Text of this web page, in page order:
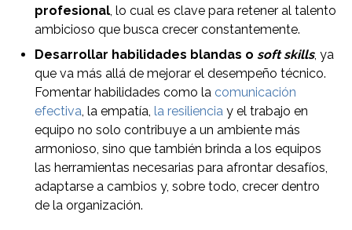
profesional , lo cual es clave para retener al talento
ambicioso que busca crecer constantemente.
Desarrollar habilidades blandas o soft skills, ya
que va más allá de mejorar el desempeño técnico.
Fomentar habilidades como la comunicación
efectiva , la empatía, la resiliencia y el trabajo en
equipo no solo contribuye a un ambiente más
armonioso, sino que también brinda a los equipos
las herramientas necesarias para afrontar desafíos,
adaptarse a cambios y, sobre todo, crecer dentro
de la organización.